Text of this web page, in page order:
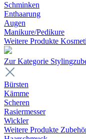
Schminken
Enthaarung
Augen
Manikure/Pedikure
Weitere Produkte
Zur Kategorie
Bürsten
Kämme
Scheren
Rasiermesser
Wickler
Weitere Produkte